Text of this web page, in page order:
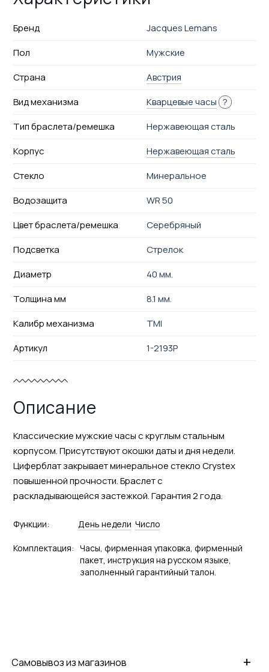
Бренд
Jacques Lemans
Пол
Мужские
Страна
Австрия
Вид механизма
Кварцевые часы ?
Тип браслета/ремешка
Нержавеющая сталь
Корпус
Нержавеющая сталь
Стекло
Минеральное
Водозащита
WR 50
Цвет браслета/ремешка
Серебряный
Подсветка
Стрелок
Диаметр
40 мм.
Толщина мм
8.1 мм.
Калибр механизма
TMI
Артикул
1-2193P
Описание
Классические мужские часы с круглым стальным
корпусом. Присутствуют окошки даты и дня недели.
Циферблат закрывает минеральное стекло Crystex
повышенной прочности. Браслет с
раскладывающейся застежкой. Гарантия 2 года.
Функции: День недели Число
Комплектация: Часы, фирменная упаковка, фирменный
пакет, инструкция на русском языке,
заполненный гарантийный талон.
+
Самовывоз из магазинов